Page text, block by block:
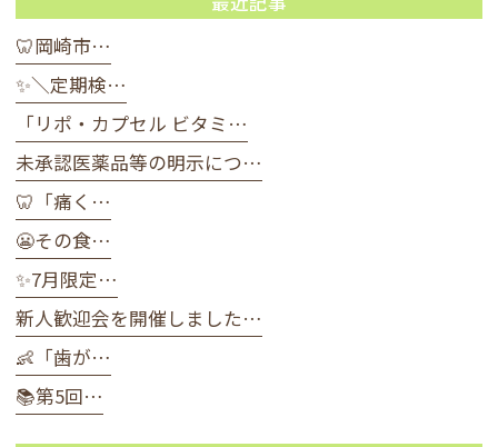
🦷岡崎市…
✨＼定期検…
「リポ・カプセル ビタミ…
未承認医薬品等の明示につ…
🦷「痛く…
😬その食…
✨7月限定…
新人歓迎会を開催しました…
👶「歯が…
📚第5回…